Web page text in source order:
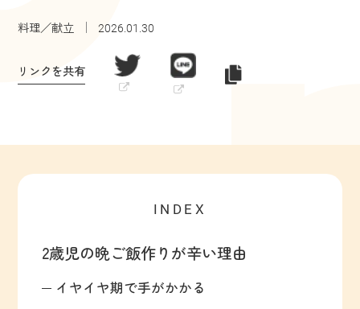
料理／献立 2026.01.30
リンクを共有
INDEX
2歳児の晩ご飯作りが辛い理由
イヤイヤ期で手がかかる